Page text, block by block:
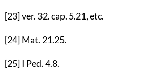
[23]ver. 32. cap. 5.21, etc.
[24]Mat. 21.25.
[25]I Ped.4.8.